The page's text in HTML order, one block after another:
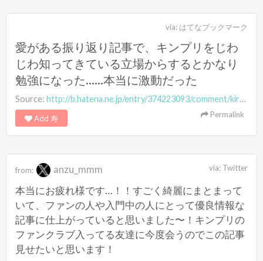
via: はてなブックマーク
愛がある振り返り記事で、キンプリをじわ
じわ知ってきている立場からするとかなり
勉強になった……本当に激動だった
Source: http://b.hatena.ne.jp/entry/374223093/comment/kiryuanzu
Add 寿 Permalink
from: anzu_mmm via: Twitter
本当にお疲れ様です…！！すごく綺麗にまとまって
いて、ファンの人や入門中の人にとって優良情報な
記事に仕上がっていると思いました〜！キンプリの
ファンクラブ入ってる友達に今度会うのでこの記事
見せたいと思います！